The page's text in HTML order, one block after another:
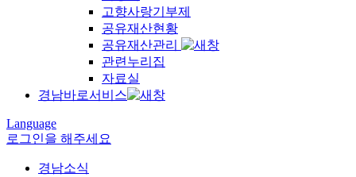
고향사랑기부제
공유재산현황
공유재산관리
관련누리집
자료실
경남바로서비스
Language
로그인을 해주세요
경남소식